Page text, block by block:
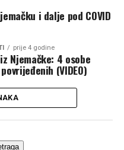
i dalje pod COVID
prije 4 godine
Njemačke: 4 osobe
(VIDEO)